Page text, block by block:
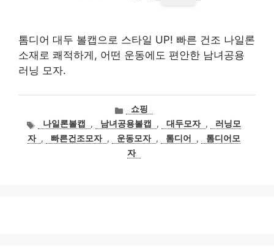
톰디어 대두 볼캡으로 스타일 UP! 빠른 건조 나일론
소재로 쾌적하게, 어떤 운동에도 편안한 남녀공용
러닝 모자.
카
테
고
리
쇼핑
태나일론볼캡 , 남녀공용볼캡 , 대두모자 ,
러닝모
자 , 빠른건조모자 , 운동모자 , 톰디어 ,
톰디어모
자